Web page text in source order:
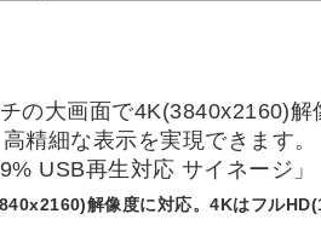
の大画面で4K(3840x2160)
精細な表示を実現できます。
USB再生対応 サイネージ」
解像度に対応。4Kはフル